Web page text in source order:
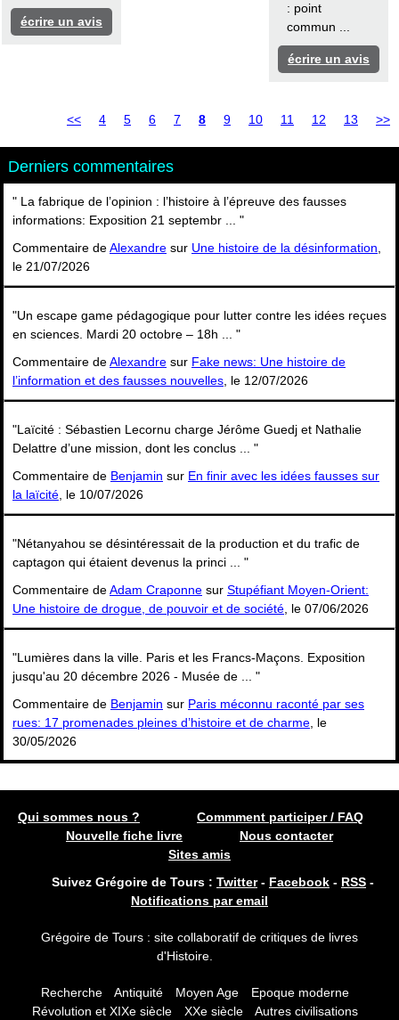
écrire un avis
: point
commun ...
écrire un avis
<< 4 5 6 7 8 9 10 11 12 13 >>
Derniers commentaires
" La fabrique de l’opinion : l’histoire à l’épreuve des fausses
informations: Exposition 21 septembr ... "
Commentaire deAlexandre sur Une histoire de la désinformation
le 21/07/2026
"Un escape game pédagogique pour lutter contre les idées reçues
en sciences. Mardi 20 octobre – 18h ... "
Commentaire deAlexandre sur Fake news: Une histoire de
l’information et des fausses nouvelles , le 12/07/2026
"Laïcité : Sébastien Lecornu charge Jérôme Guedj et Nathalie
Delattre d’une mission, dont les conclus ... "
Commentaire de Benjamin sur En finir avec les idées fausses sur
la laïcité , le 10/07/2026
"Nétanyahou se désintéressait de la production et du trafic de
captagon qui étaient devenus la princi ... "
Commentaire deAdam Craponne sur Stupéfiant Moyen-Orient:
Une histoire de drogue, de pouvoir et de société , le 07/06/2026
"Lumières dans la ville. Paris et les Francs-Maçons. Exposition
jusqu'au 20 décembre 2026 - Musée de ... "
Commentaire de Benjamin sur Paris méconnu raconté par ses
rues: 17 promenades pleines d’histoire et de charme , le
30/05/2026
Qui sommes nous ?
Commment participer / FAQ
Nouvelle fiche livre
Nous contacter
Sites amis
Suivez Grégoire de Tours : Twitter- Facebook - RSS -
Notifications par email
Grégoire de Tours : site collaboratif de critiques de livres
d'Histoire.
Recherche Antiquité Moyen Age
Epoque moderne
Révolution et XIXe siècle
XXe siècle Autres civilisations